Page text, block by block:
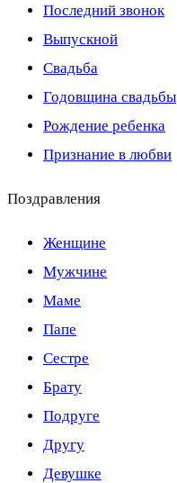
Последний звонок
Выпускной
Свадьба
Годовщина свадьбы
Рождение ребенка
Признание в любви
Поздравления
Женщине
Мужчине
Маме
Папе
Сестре
Брату
Подруге
Другу
Девушке